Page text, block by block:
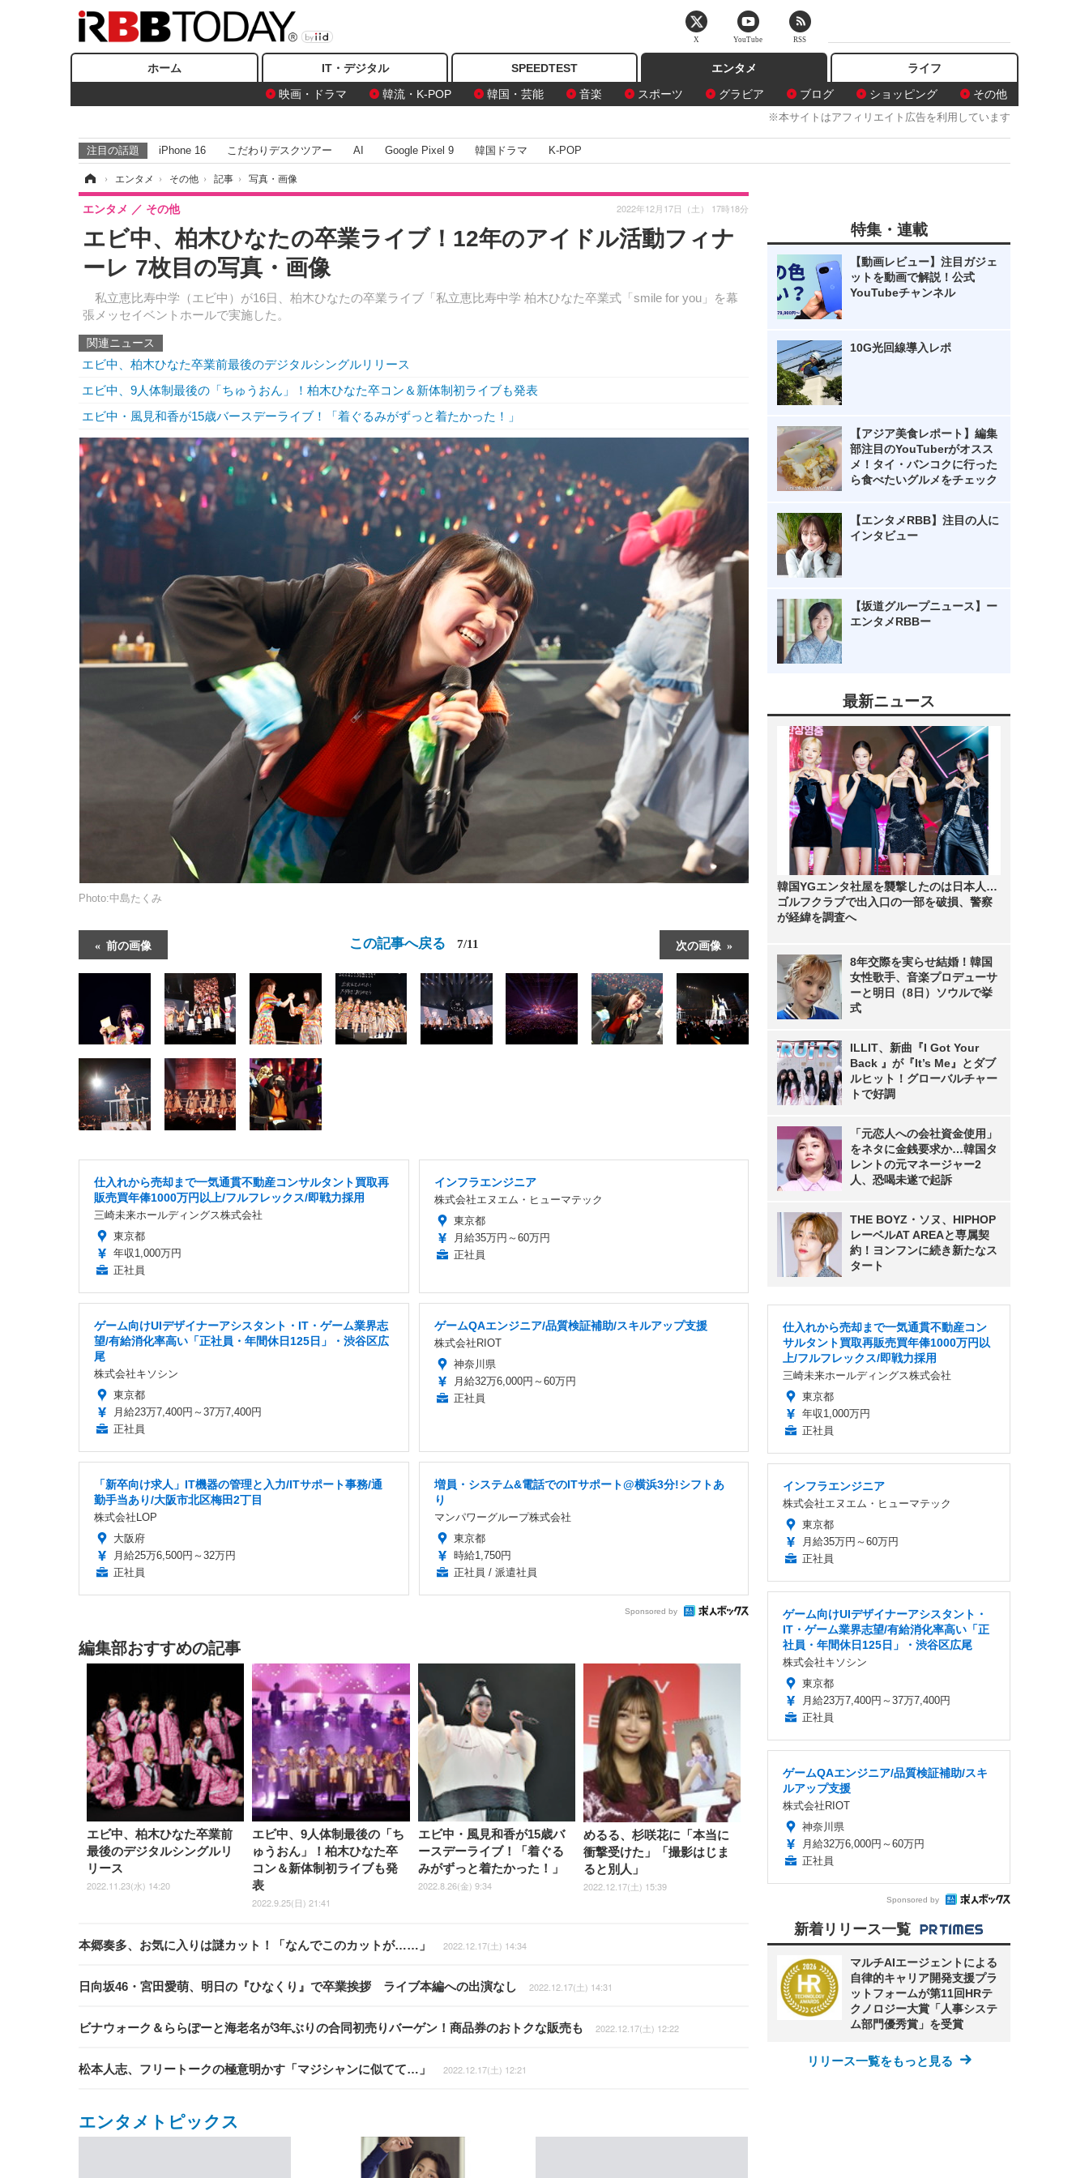
ホーム IT・デジタル SPEEDTEST
エンタメ
映画・ドラマ
韓流・K-POP 韓国・芸能 音楽 スポーツ グラビア ブログ ショッピング その他
ライフ
※本サイトはアフィリエイト広告を利用しています
注目の話題 iPhone 16 こだわりデスクツアー AI Google Pixel 9 韓国ドラマ K-POP
› エンタメ › その他 › 記事 › 写真・画像
エビ中、柏木ひなたの卒業ライブ！12年のアイドル活動フィナ
ーレ 7枚目の写真・画像
私立恵比寿中学（エビ中）が16日、柏木ひなたの卒業ライブ「私立恵比寿中学 柏木ひなた卒業式「smile for you」を幕
張メッセイベントホールで実施した。
エンタメ その他 2022年12月17日（土） 17時18分
関連ニュース
エビ中、柏木ひなた卒業前最後のデジタルシングルリリース
エビ中、9人体制最後の「ちゅうおん」！柏木ひなた卒コン＆新体制初ライブも発表
エビ中・風見和香が15歳バースデーライブ！「着ぐるみがずっと着たかった！」
Photo:中島たくみ
前の画像 次の画像
この記事へ戻る 7/11
仕入れから売却まで一気通貫不動産コンサルタント買取再
販売買年俸1000万円以上/フルフレックス/即戦力採用
三崎未来ホールディングス株式会社
東京都
年収1,000万円
正社員
インフラエンジニア
株式会社エヌエム・ヒューマテック
東京都
月給35万円～60万円
正社員
ゲーム向けUIデザイナーアシスタント・IT・ゲーム業界志
望/有給消化率高い「正社員・年間休日125日」・渋谷区広
尾
株式会社キソシン
東京都
月給23万7,400円～37万7,400円
正社員
ゲームQAエンジニア/品質検証補助/スキルアップ支援
株式会社RIOT
神奈川県
月給32万6,000円～60万円
正社員
「新卒向け求人」IT機器の管理と入力/ITサポート事務/通
勤手当あり/大阪市北区梅田2丁目
株式会社LOP
大阪府
月給25万6,500円～32万円
正社員
増員・システム&電話でのITサポート@横浜3分!シフトあ
り
マンパワーグループ株式会社
東京都
時給1,750円
正社員 / 派遣社員
Sponsored by
編集部おすすめの記事
エビ中、柏木ひなた卒業前
最後のデジタルシングルリ
リース
2022.11.23(水) 14:20
エビ中、9人体制最後の「ち
ゅうおん」！柏木ひなた卒
コン＆新体制初ライブも発
表
2022.9.25(日) 21:41
エビ中・風見和香が15歳バ
ースデーライブ！「着ぐる
みがずっと着たかった！」
2022.8.26(金) 9:34
めるる、杉咲花に「本当に
衝撃受けた」「撮影はじま
ると別人」
2022.12.17(土) 15:39
本郷奏多、お気に入りは謎カット！「なんでこのカットが……」 2022.12.17(土) 14:34
日向坂46・宮田愛萌、明日の『ひなくり』で卒業挨拶 ライブ本編への出演なし 2022.12.17(土) 14:31
ビナウォーク＆ららぽーと海老名が3年ぶりの合同初売りバーゲン！商品券のおトクな販売も 2022.12.17(土) 12:22
松本人志、フリートークの極意明かす「マジシャンに似てて…」 2022.12.17(土) 12:21
エンタメトピックス
特集・連載
【動画レビュー】注目ガジェ
ットを動画で解説！公式
YouTubeチャンネル
10G光回線導入レポ
【アジア美食レポート】編集
部注目のYouTuberがオスス
メ！タイ・バンコクに行った
ら食べたいグルメをチェック
【エンタメRBB】注目の人に
インタビュー
【坂道グループニュース】ー
エンタメRBBー
最新ニュース
韓国YGエンタ社屋を襲撃したのは日本人…
ゴルフクラブで出入口の一部を破損、警察
が経緯を調査へ
8年交際を実らせ結婚！韓国
女性歌手、音楽プロデューサ
ーと明日（8日）ソウルで挙
式
ILLIT、新曲『I Got Your
Back 』が『It’s Me』とダブ
ルヒット！グローバルチャー
トで好調
「元恋人への会社資金使用」
をネタに金銭要求か…韓国タ
レントの元マネージャー2
人、恐喝未遂で起訴
THE BOYZ・ソヌ、HIPHOP
レーベルAT AREAと専属契
約！ヨンフンに続き新たなス
タート
仕入れから売却まで一気通貫不動産コン
サルタント買取再販売買年俸1000万円以
上/フルフレックス/即戦力採用
三崎未来ホールディングス株式会社
東京都
年収1,000万円
正社員
インフラエンジニア
株式会社エヌエム・ヒューマテック
東京都
月給35万円～60万円
正社員
ゲーム向けUIデザイナーアシスタント・
IT・ゲーム業界志望/有給消化率高い「正
社員・年間休日125日」・渋谷区広尾
株式会社キソシン
東京都
月給23万7,400円～37万7,400円
正社員
ゲームQAエンジニア/品質検証補助/スキ
ルアップ支援
株式会社RIOT
神奈川県
月給32万6,000円～60万円
正社員
Sponsored by
新着リリース一覧
マルチAIエージェントによる
自律的キャリア開発支援プラ
ットフォームが第11回HRテ
クノロジー大賞「人事システ
ム部門優秀賞」を受賞
リリース一覧をもっと見る
X YouTube RSS